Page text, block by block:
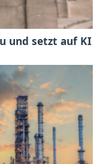
und setzt auf KI